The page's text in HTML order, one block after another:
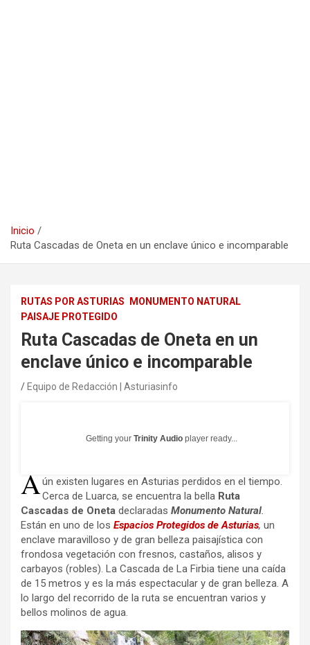
Inicio
Ruta Cascadas de Oneta en un enclave único e incomparable
RUTAS POR ASTURIAS
MONUMENTO NATURAL
PAISAJE PROTEGIDO
Ruta Cascadas de Oneta en un
enclave único e incomparable
Equipo de Redacción | Asturiasinfo
Getting your Trinity Audio player ready...
Aún existen lugares en Asturias perdidos en el tiempo.
Cerca de Luarca, se encuentra la bella Ruta
Cascadas de Oneta declaradas Monumento Natural.
Están en uno de los Espacios Protegidos de Asturias, un
enclave maravilloso y de gran belleza paisajística con
frondosa vegetación con fresnos, castaños, alisos y
carbayos (robles). La Cascada de La Firbia tiene una caída
de 15 metros y es la más espectacular y de gran belleza. A
lo largo del recorrido de la ruta se encuentran varios y
bellos molinos de agua.